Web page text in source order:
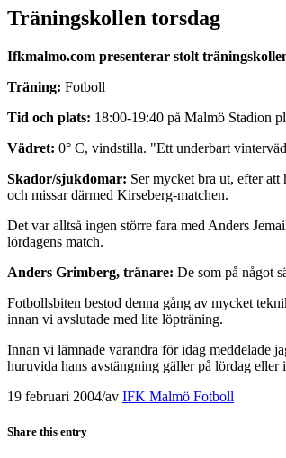
Träningskollen torsdag
Ifkmalmo.com presenterar stolt
Träning: Fotboll
Tid och plats: 18:00-19:40 på Malmö Stadion
Vädret: 0° C, vindstilla. "Ett underbart
Skador/sjukdomar: Ser mycket bra ut, efter
och missar därmed Kirseberg-matchen.
Det var alltså ingen större fara med Anders
lördagens match.
Anders Grimberg, tränare: De som på något
Fotbollsbiten bestod denna gång av mycket
innan vi avslutade med lite löpträning.
Innan vi lämnade varandra för idag meddelade
huruvida hans avstängning gäller på lördag eller
19 februari 2004/av IFK Malmö Fotboll
Share this entry